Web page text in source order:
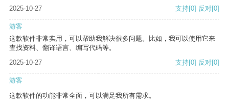
2025-10-27 支持[0] 反对[0]
游客
这款软件非常实用，可以帮助我解决很多问题。比如，我可以使用它来
查找资料、翻译语言、编写代码等。
2025-10-27
支持[0] 反对[0]
游客
这款软件的功能非常全面，可以满足我所有需求。